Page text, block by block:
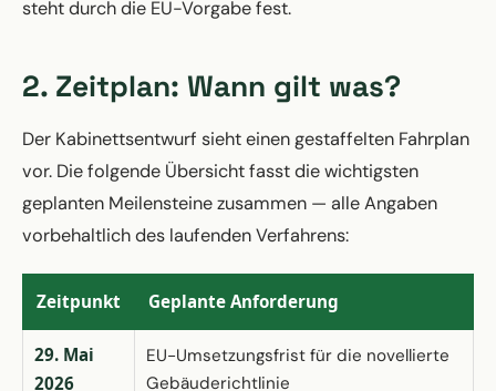
steht durch die EU-Vorgabe fest.
2. Zeitplan: Wann gilt was?
Der Kabinettsentwurf sieht einen gestaffelten Fahrplan
vor. Die folgende Übersicht fasst die wichtigsten
geplanten Meilensteine zusammen — alle Angaben
vorbehaltlich des laufenden Verfahrens:
Zeitpunkt Geplante Anforderung
29. Mai
2026
EU-Umsetzungsfrist für die novellierte
Gebäuderichtlinie